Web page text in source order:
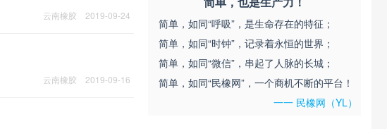
云南橡胶 2019-09-24
云南橡胶 2019-09-16
简单，如同“呼吸”，是生命存在的特征；
简单，如同“时钟”，记录着永恒的世界；
简单，如同“微信”，串起了人脉的长城；
简单，如同“民橡网”，一个商机不断的平台！
一一 民橡网（YL）